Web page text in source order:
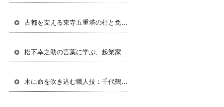
古都を支える東寺五重塔の柱と免震構造の秘密
松下幸之助の言葉に学ぶ、起業家として成功する人生戦略
木に命を吹き込む職人技：千代鶴の鉋と共に